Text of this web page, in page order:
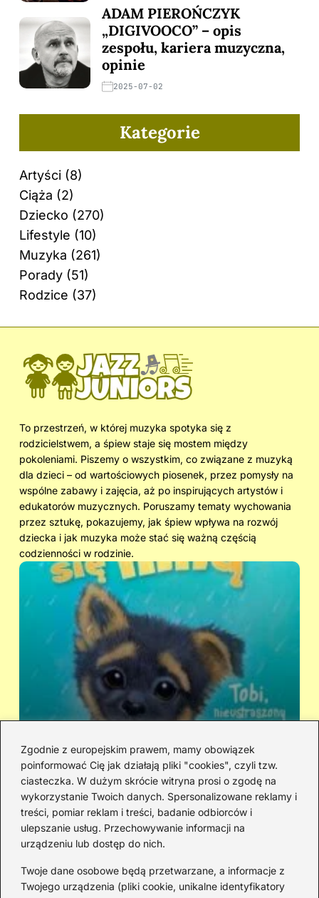
Zgodnie z europejskim prawem, mamy obowiązek
poinformować Cię jak działają pliki "cookies", czyli tzw.
ciasteczka. W dużym skrócie witryna prosi o zgodę na
wykorzystanie Twoich danych. Spersonalizowane reklamy i
treści, pomiar reklam i treści, badanie odbiorców i
ulepszanie usług. Przechowywanie informacji na
urządzeniu lub dostęp do nich.
Twoje dane osobowe będą przetwarzane, a informacje z
Twojego urządzenia (pliki cookie, unikalne identyfikatory
ADAM PIEROŃCZYK
„DIGIVOOCO” – opis
zespołu, kariera muzyczna,
opinie
2025-07-02
Kategorie
Artyści (8)
Ciąża (2)
Dziecko (270)
Lifestyle (10)
Muzyka (261)
Porady (51)
Rodzice (37)
To przestrzeń, w której muzyka spotyka się z
rodzicielstwem, a śpiew staje się mostem między
pokoleniami. Piszemy o wszystkim, co związane z muzyką
dla dzieci – od wartościowych piosenek, przez pomysły na
wspólne zabawy i zajęcia, aż po inspirujących artystów i
edukatorów muzycznych. Poruszamy tematy wychowania
przez sztukę, pokazujemy, jak śpiew wpływa na rozwój
dziecka i jak muzyka może stać się ważną częścią
codzienności w rodzinie.
Kto śpiewa „Zaopiekuj się mną”? IRA
czy Rezerwat — prawda o dwóch
wersjach
Redakcja
JazzJuniors.pl to miejsce dla rodziców, nauczycieli,